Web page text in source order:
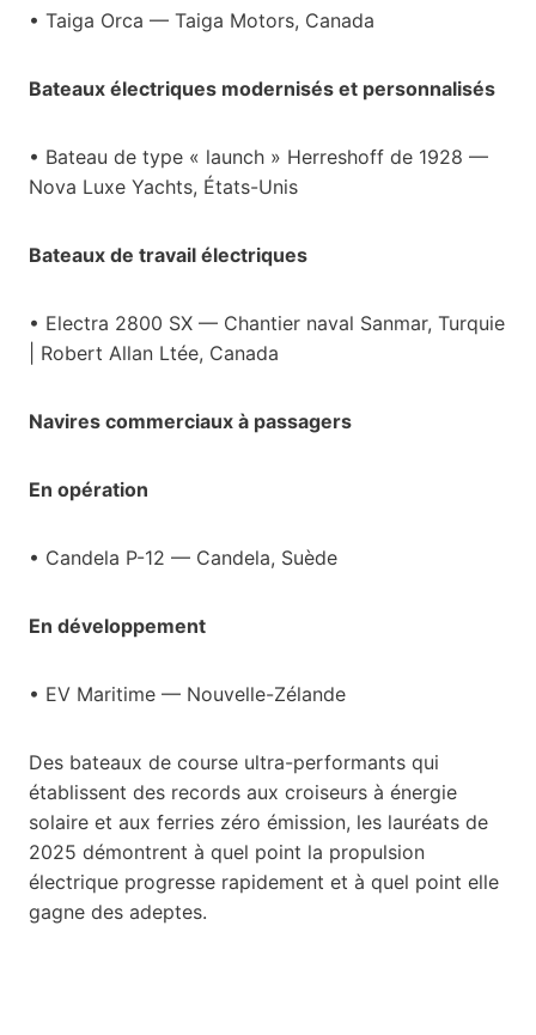
• Taiga Orca — Taiga Motors, Canada
Bateaux électriques modernisés et personnalisés
• Bateau de type « launch » Herreshoff de 1928 —
Nova Luxe Yachts, États-Unis
Bateaux de travail électriques
• Electra 2800 SX — Chantier naval Sanmar, Turquie
| Robert Allan Ltée, Canada
Navires commerciaux à passagers
En opération
• Candela P-12 — Candela, Suède
En développement
• EV Maritime — Nouvelle-Zélande
Des bateaux de course ultra-performants qui
établissent des records aux croiseurs à énergie
solaire et aux ferries zéro émission, les lauréats de
2025 démontrent à quel point la propulsion
électrique progresse rapidement et à quel point elle
gagne des adeptes.